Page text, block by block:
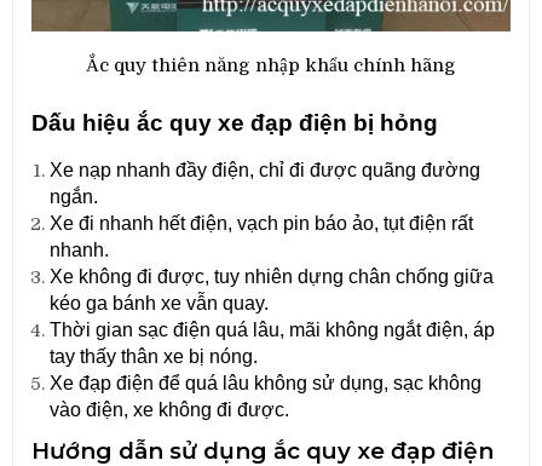
Ắc quy thiên năng nhập khẩu chính hãng
Dấu hiệu ắc quy xe đạp điện bị hỏng
Xe nạp nhanh đầy điện, chỉ đi được quãng đường
ngắn.
Xe đi nhanh hết điện, vạch pin báo ảo, tụt điện rất
nhanh.
Xe không đi được, tuy nhiên dựng chân chống giữa
kéo ga bánh xe vẫn quay.
Thời gian sạc điện quá lâu, mãi không ngắt điện, áp
tay thấy thân xe bị nóng.
Xe đạp điện để quá lâu không sử dụng, sạc không
vào điện, xe không đi được.
Hướng dẫn sử dụng ắc quy xe đạp điện